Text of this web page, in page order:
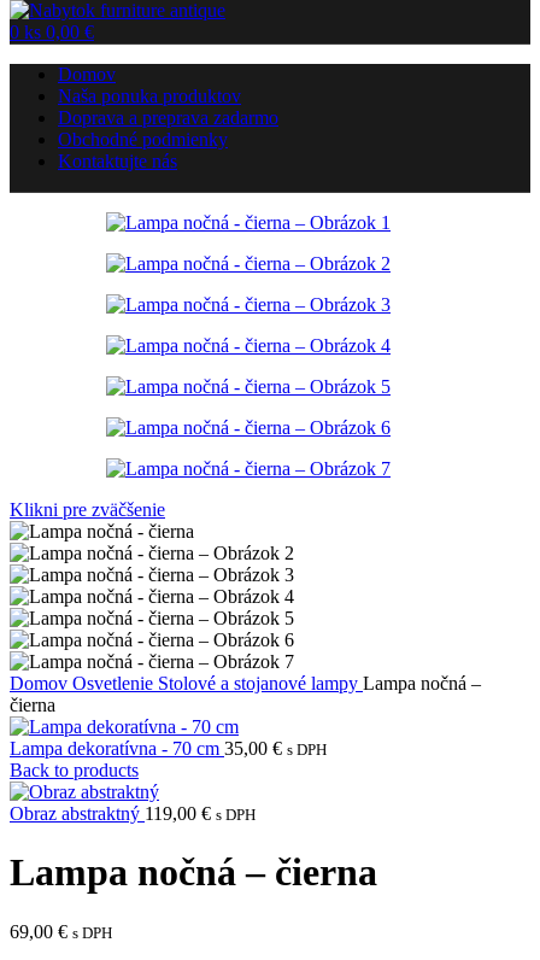
0 ks 0,00 €
Domov
Naša ponuka produktov
Doprava a preprava zadarmo
Obchodné podmienky
Kontaktujte nás
Klikni pre zväčšenie
Domov Osvetlenie Stolové a stojanové lampy Lampa nočná –
čierna
Lampa dekoratívna - 70 cm 35,00 € s DPH
Back to products
Obraz abstraktný 119,00 € s DPH
Lampa nočná – čierna
69,00 € s DPH